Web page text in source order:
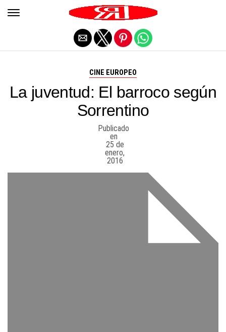
CINE EUROPEO
La juventud: El barroco según
Sorrentino
Publicado
en
25 de
enero,
2016
Salir de la versión móvil